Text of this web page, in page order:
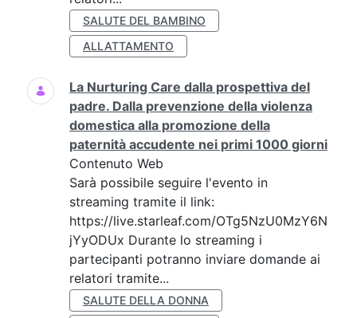
SALUTE DEL BAMBINO
ALLATTAMENTO
La Nurturing Care dalla prospettiva del
padre. Dalla prevenzione della violenza
domestica alla promozione della
paternità accudente nei primi 1000 giorni
Contenuto Web
Sarà possibile seguire l'evento in
streaming tramite il link:
https://live.starleaf.com/OTg5NzU0MzY6N
jYyODUx Durante lo streaming i
partecipanti potranno inviare domande ai
relatori tramite...
SALUTE DELLA DONNA